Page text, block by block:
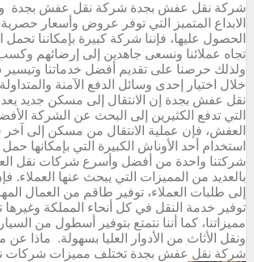
شركة نقل عفش بجدة شركة نقل عفش بجدة
الابداع المتميز التي توفر عروض وأسعار
الحصول عليها، فإننا شركة كبيرة بإمكاننا تحمل
تجاه عملائنا ونسعى جاهدين إلى إرضائهم وكسب
ولذلك حرصنا على تقديم أفضل خدماتنا
خلال اختيار إحدى وسائل الدفع الآمنة
نقل عفش بجدة إن الانتقال إلى مسكن جديد يعد
التي تدفع الكثيرين إلى البحث عن الشركة
العفش، فإن عملية الانتقال من مسكن إلى آخر
استخدام أحد الأوناش الكبيرة التي بإمكانها حمل
شركتنا واحدة من أفضل وأسرع شركات نقل
بالعديد من المميزات التي يبحث عنها العملاء.
إلى طلبات العملاء، توفير طاقم من العمال
توفير خدمة النقل في كل أنحاء المملكة وغيرها
مميزاتنا، كما أننا نتمتع بتوفير أسطول من
ونقل الأثاث من الأدوار العليا بسهولة. ماذا
شركة نقل عفش بجدة تختلف مميزات شركات